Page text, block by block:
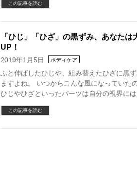
この記事を読む
「ひじ」「ひざ」の黒ずみ、あなた
UP！
2019年1月5日 ボディケア
ふと伸ばしたひじや、組み替えたひざに黒
ますよね。 いつからこんな風になっていた
ひじやひざといったパーツは自分の視界に
この記事を読む